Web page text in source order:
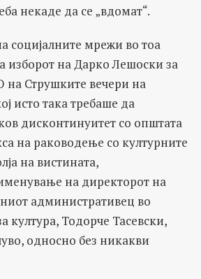
некаде да се „вдомат“.
социјалните мрежи во тоа
изборот на Дарко Лешоски за
на Струшките вечери на
исто така требаше да
дисконтинуитет со општата
на раководење со културните
на вистината,
на директорот на
административец во
култура, Тодорче Тасевски,
односно без никакви